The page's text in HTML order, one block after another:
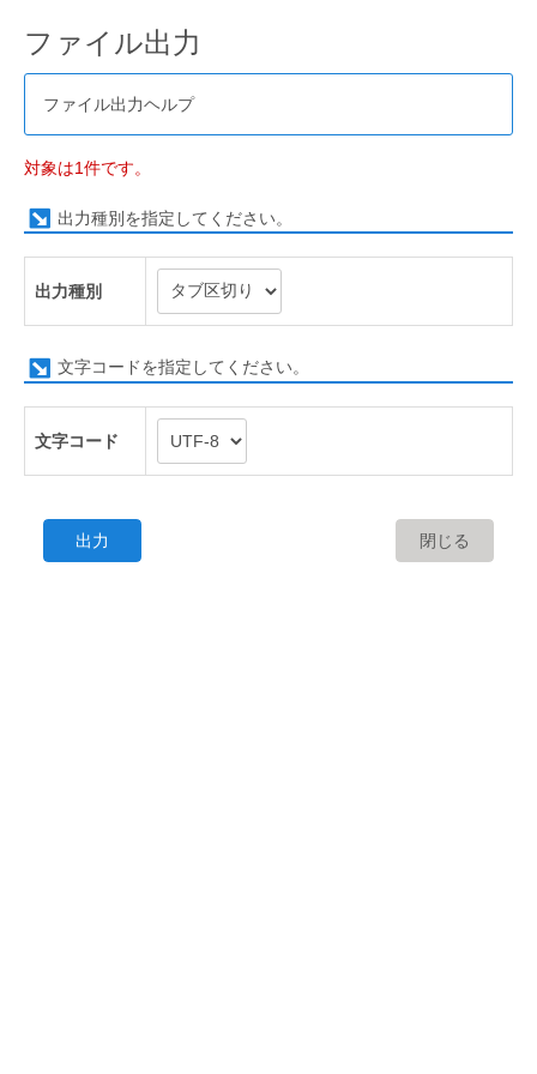
ファイル出力
ファイル出力ヘルプ
対象は1件です。
出力種別を指定してください。
出力種別
文字コードを指定してください。
文字コード